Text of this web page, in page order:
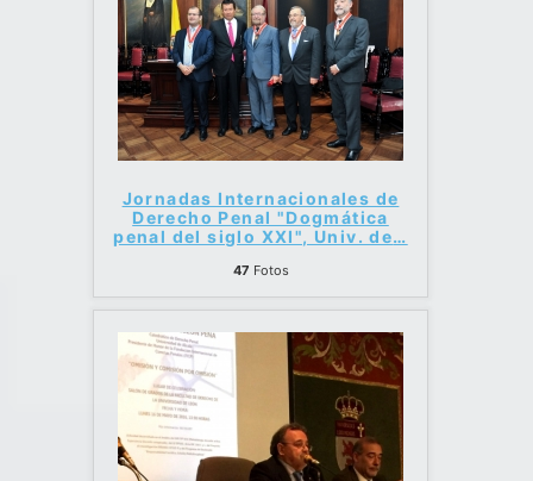
Jornadas Internacionales de
Derecho Penal "Dogmática
penal del siglo XXI", Univ. de…
47 Fotos